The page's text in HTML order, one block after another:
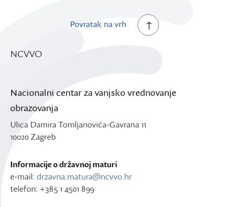
Povratak na vrh
NCVVO
Nacionalni centar za vanjsko vrednovanje
obrazovanja
Ulica Damira Tomljanovića-Gavrana 11
10020 Zagreb
Informacije o državnoj maturi
e-mail: drzavna.matura@ncvvo.hr
telefon: +385 1 4501 899